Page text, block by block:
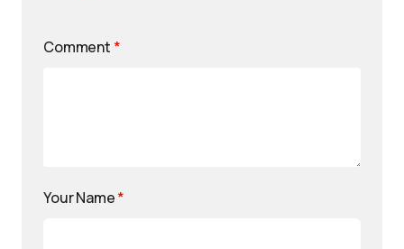
Comment *
Your Name*